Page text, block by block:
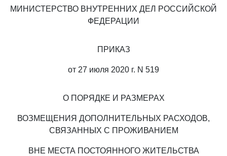
МИНИСТЕРСТВО ВНУТРЕННИХ ДЕЛ РОССИЙСКОЙ
ФЕДЕРАЦИИ
ПРИКАЗ
от 27 июля 2020 г. N 519
О ПОРЯДКЕ И РАЗМЕРАХ
ВОЗМЕЩЕНИЯ ДОПОЛНИТЕЛЬНЫХ РАСХОДОВ,
СВЯЗАННЫХ С ПРОЖИВАНИЕМ
ВНЕ МЕСТА ПОСТОЯННОГО ЖИТЕЛЬСТВА